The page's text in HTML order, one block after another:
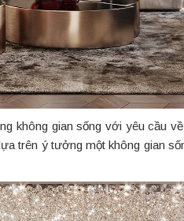
không gian sống với yêu cầu
trên ý tưởng một không gian